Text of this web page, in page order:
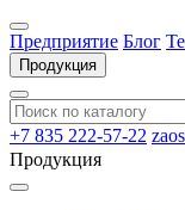
Предприятие Блог
Продукция
+7 835 222-57-22
Продукция